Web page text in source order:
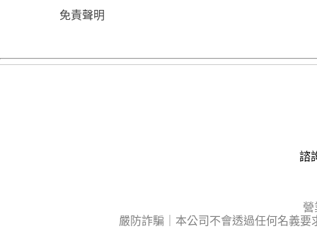
免責聲明
諮
營
嚴防詐騙｜本公司不會透過任何名義